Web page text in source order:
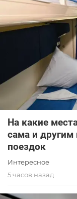
На какие
сама и другим
поездок
Интересное
5 часов назад